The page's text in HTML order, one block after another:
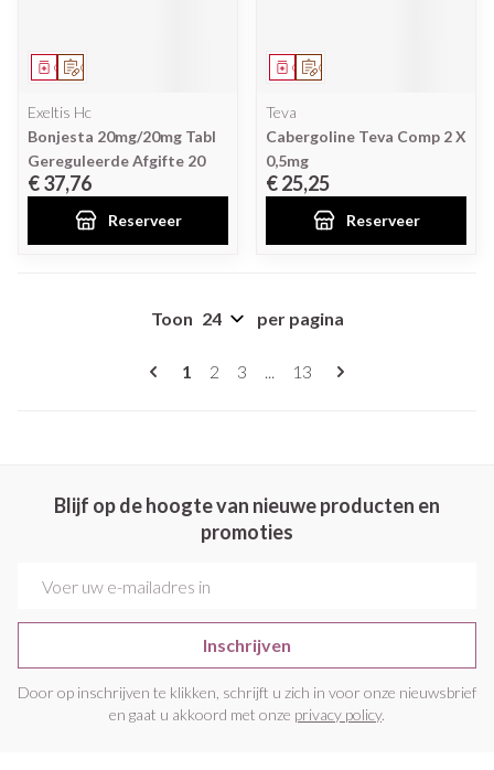
Op voorschrift
Geneesmiddel
Exeltis Hc
Bonjesta 20mg/20mg Tabl
Gereguleerde Afgifte 20
€ 37,76
Reserveer
Op voorschrift
Geneesmiddel
Teva
Cabergoline Teva Comp 2 X
0,5mg
€ 25,25
Reserveer
Pagina's
U lees momenteel pagina
1 Pagina
2 Pagina
3 ... Pagina
13
Toon per pagina
Blijf op de hoogte van nieuwe producten en
promoties
Inschrijven
Door op inschrijven te klikken, schrijft u zich in voor onze nieuwsbrief
en gaat u akkoord met onze privacy policy.